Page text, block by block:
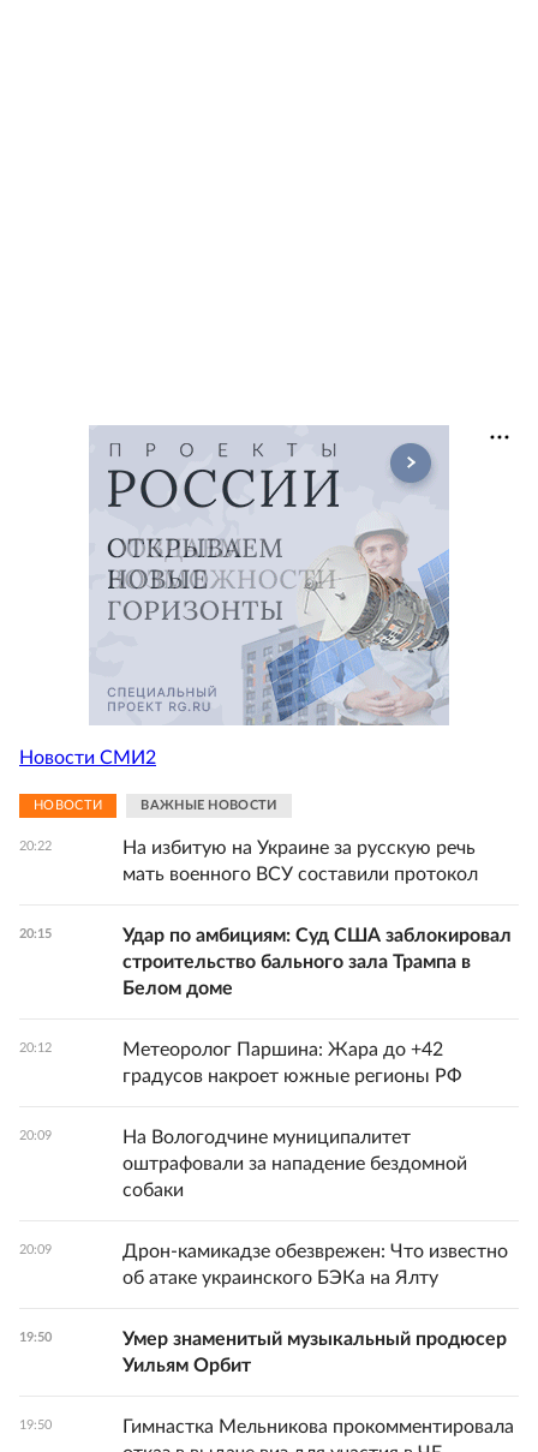
Новости СМИ2
НОВОСТИ ВАЖНЫЕ НОВОСТИ
20:22
На избитую на Украине за русскую речь
мать военного ВСУ составили протокол
20:15
Удар по амбициям: Суд США заблокировал
строительство бального зала Трампа в
Белом доме
20:12
Метеоролог Паршина: Жара до +42
градусов накроет южные регионы РФ
20:09
На Вологодчине муниципалитет
оштрафовали за нападение бездомной
собаки
20:09
Дрон-камикадзе обезврежен: Что известно
об атаке украинского БЭКа на Ялту
19:50
Умер знаменитый музыкальный продюсер
Уильям Орбит
19:50
Гимнастка Мельникова прокомментировала